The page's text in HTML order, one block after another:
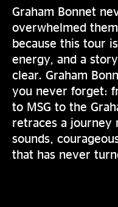
Graham Bonnet
overwhelmed
because this tour
energy, and a
clear. Graham
you never forget:
to MSG to the
retraces a journey
sounds,
that has never